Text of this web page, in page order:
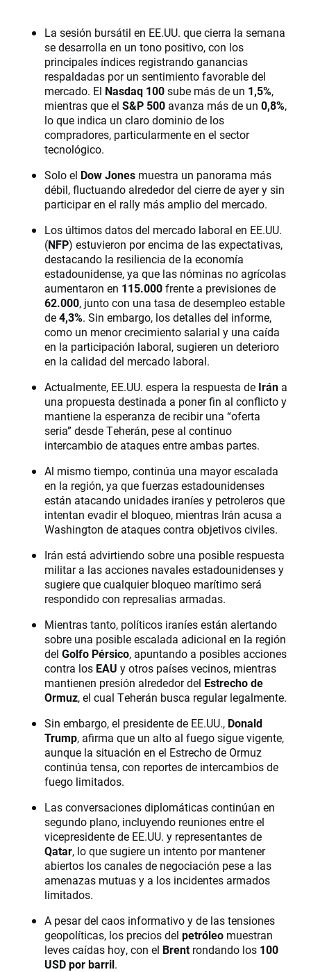
La sesión bursátil en EE.UU. que cierra la semana
se desarrolla en un tono positivo, con los
principales índices registrando ganancias
respaldadas por un sentimiento favorable del
mercado. El Nasdaq 100sube más de un 1,5%,
mientras que el S&P 500 avanza más de un 0,8%,
lo que indica un claro dominio de los
compradores, particularmente en el sector
tecnológico.
Solo el Dow Jones muestra un panorama más
débil, fluctuando alrededor del cierre de ayer y sin
participar en el rally más amplio del mercado.
Los últimos datos del mercado laboral en EE.UU.
(NFP) estuvieron por encima de las expectativas,
destacando la resiliencia de la economía
estadounidense, ya que las nóminas no agrícolas
aumentaron en 115.000frente a previsiones de
62.000, junto con una tasa de desempleo estable
de4,3%. Sin embargo, los detalles del informe,
como un menor crecimiento salarial y una caída
en la participación laboral, sugieren un deterioro
en la calidad del mercado laboral.
Actualmente, EE.UU. espera la respuesta de Irán a
una propuesta destinada a poner fin al conflicto y
mantiene la esperanza de recibir una “oferta
seria” desde Teherán, pese al continuo
intercambio de ataques entre ambas partes.
Al mismo tiempo, continúa una mayor escalada
en la región, ya que fuerzas estadounidenses
están atacando unidades iraníes y petroleros que
intentan evadir el bloqueo, mientras Irán acusa a
Washington de ataques contra objetivos civiles.
Irán está advirtiendo sobre una posible respuesta
militar a las acciones navales estadounidenses y
sugiere que cualquier bloqueo marítimo será
respondido con represalias armadas.
Mientras tanto, políticos iraníes están alertando
sobre una posible escalada adicional en la región
del Golfo Pérsico, apuntando a posibles acciones
contra los EAU y otros países vecinos, mientras
mantienen presión alrededor del Estrecho de
Ormuz, el cual Teherán busca regular legalmente.
Sin embargo, el presidente de EE.UU., Donald
Trump, afirma que un alto al fuego sigue vigente,
aunque la situación en el Estrecho de Ormuz
continúa tensa, con reportes de intercambios de
fuego limitados.
Las conversaciones diplomáticas continúan en
segundo plano, incluyendo reuniones entre el
vicepresidente de EE.UU. y representantes de
Qatar, lo que sugiere un intento por mantener
abiertos los canales de negociación pese a las
amenazas mutuas y a los incidentes armados
limitados.
A pesar del caos informativo y de las tensiones
geopolíticas, los precios del petróleo muestran
leves caídas hoy, con el Brentrondando los 100
USD por barril.